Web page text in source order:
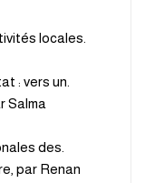
locales
: vers un
Salma
des
par Renan